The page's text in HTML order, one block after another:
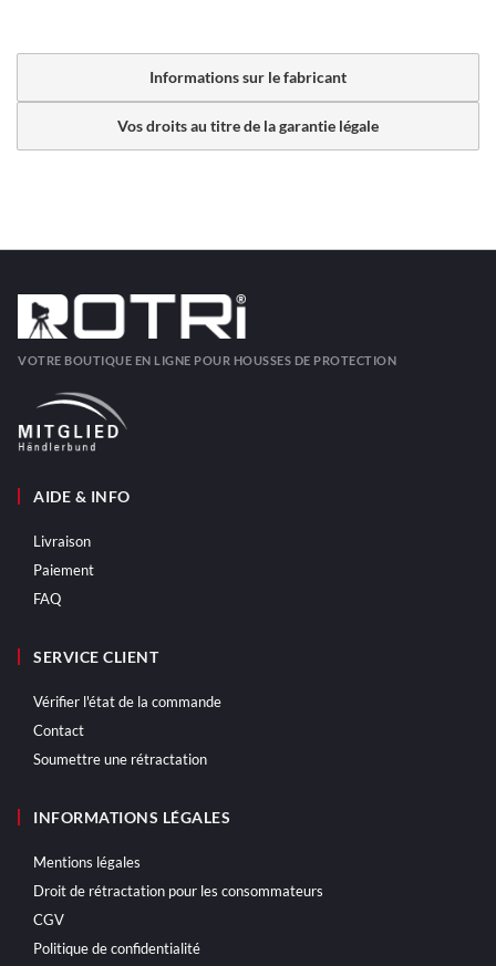
Informations sur le fabricant
Vos droits au titre de la garantie légale
VOTRE BOUTIQUE EN LIGNE POUR HOUSSES DE PROTECTION
AIDE & INFO
Livraison
Paiement
FAQ
SERVICE CLIENT
Vérifier l'état de la commande
Contact
Soumettre une rétractation
INFORMATIONS LÉGALES
Mentions légales
Droit de rétractation pour les consommateurs
CGV
Politique de confidentialité